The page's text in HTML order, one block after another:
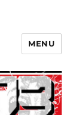
MENU